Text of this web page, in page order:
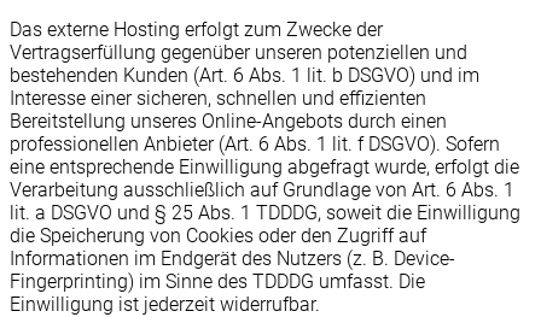
Das externe Hosting erfolgt zum Zwecke der
Vertragserfüllung gegenüber unseren potenziellen und
bestehenden Kunden (Art. 6 Abs. 1 lit. b DSGVO) und im
Interesse einer sicheren, schnellen und effizienten
Bereitstellung unseres Online-Angebots durch einen
professionellen Anbieter (Art. 6 Abs. 1 lit. f DSGVO). Sofern
eine entsprechende Einwilligung abgefragt wurde, erfolgt die
Verarbeitung ausschließlich auf Grundlage von Art. 6 Abs. 1
lit. a DSGVO und § 25 Abs. 1 TDDDG, soweit die Einwilligung
die Speicherung von Cookies oder den Zugriff auf
Informationen im Endgerät des Nutzers (z. B. Device-
Fingerprinting) im Sinne des TDDDG umfasst. Die
Einwilligung ist jederzeit widerrufbar.